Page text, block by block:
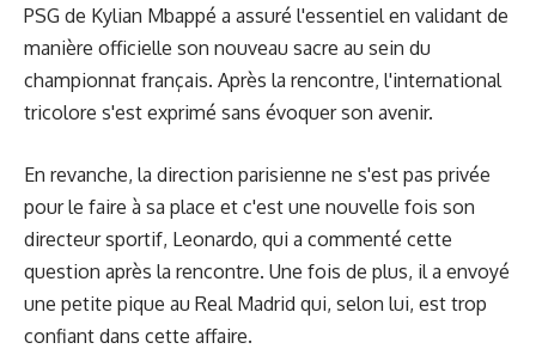
PSG de Kylian Mbappé a assuré l'essentiel en validant de
manière officielle son nouveau sacre au sein du
championnat français. Après la rencontre, l'international
tricolore s'est exprimé sans évoquer son avenir.
En revanche, la direction parisienne ne s'est pas privée
pour le faire à sa place et c'est une nouvelle fois son
directeur sportif, Leonardo, qui a commenté cette
question après la rencontre. Une fois de plus, il a envoyé
une petite pique au Real Madrid qui, selon lui, est trop
confiant dans cette affaire.